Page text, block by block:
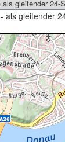
- als gleitender